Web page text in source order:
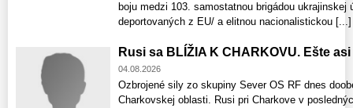
boju medzi 103. samostatnou brigádou
deportovaných z EU/ a elitnou nacionalistickou [...]
Rusi sa BLÍŽIA K CHARKOVU. Ešte
04.08.2026
Ozbrojené sily zo skupiny Sever OS RF dnes
Charkovskej oblasti. Rusi pri Charkove v